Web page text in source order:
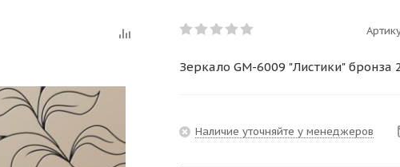
Зеркало GМ-6009 "Листики" бронза
Наличие уточняйте у менеджеров